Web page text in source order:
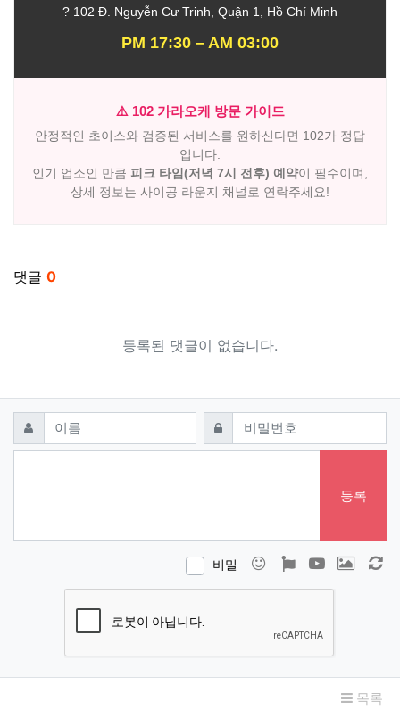
? 102 Đ. Nguyễn Cư Trinh, Quận 1, Hồ Chí Minh
PM 17:30 – AM 03:00
⚠️ 102 가라오케 방문 가이드
안정적인 초이스와 검증된 서비스를 원하신다면 102가 정답
입니다.
인기 업소인 만큼 피크 타임(저녁 7시 전후) 예약이 필수이며,
상세 정보는 사이공 라운지 채널로 연락주세요!
댓글 0
등록된 댓글이 없습니다.
댓글쓰기
이름 필수 비밀번호필수
등록
비밀 이모티콘폰트어썸
동영상 이미지
목록